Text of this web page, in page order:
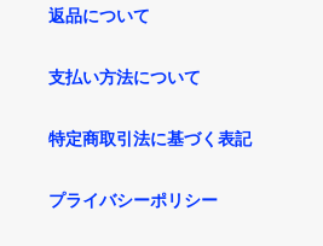
返品について
支払い方法について
特定商取引法に基づく表記
プライバシーポリシー